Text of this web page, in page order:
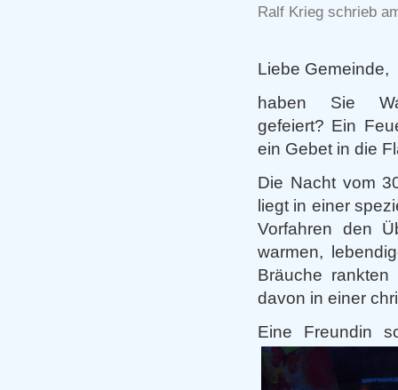
Ralf Krieg schrieb
Liebe Gemeinde,
haben Sie
gefeiert? Ein
ein Gebet in die
Die Nacht vom
liegt in einer
Vorfahren den
warmen,
Bräuche
davon in einer
Eine Freundin